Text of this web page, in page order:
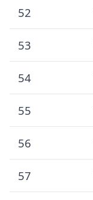
52
53
54
55
56
57